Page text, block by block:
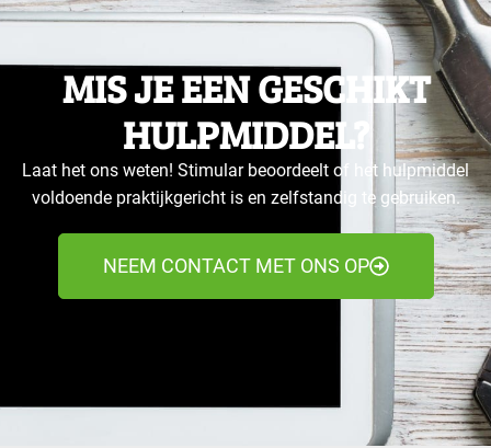
MIS JE EEN GESCHIKT
HULPMIDDEL?
Laat het ons weten! Stimular beoordeelt of het hulpmiddel
voldoende praktijkgericht is en zelfstandig te gebruiken.
NEEM CONTACT MET ONS OP